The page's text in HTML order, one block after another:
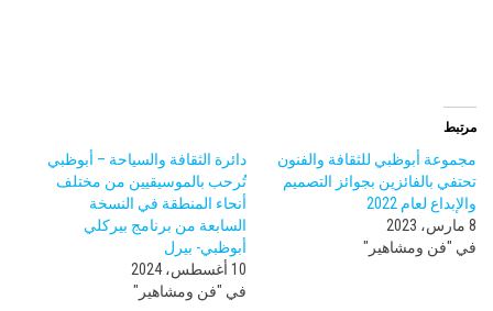
مرتبط
مجموعة أبوظبي للثقافة والفنون
تحتفي بالفائزين بجوائز التصميم
والإبداع لعام 2022
8 مارس، 2023
في "فن ومشاهير"
دائرة الثقافة والسياحة – أبوظبي
تُرحب بالموسيقيين من مختلف
أنحاء المنطقة في النسخة
السابعة من برنامج بيركلي
أبوظبي- بيرل
10 أغسطس، 2024
في "فن ومشاهير"